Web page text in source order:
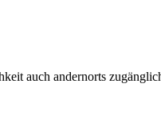
auch andernorts